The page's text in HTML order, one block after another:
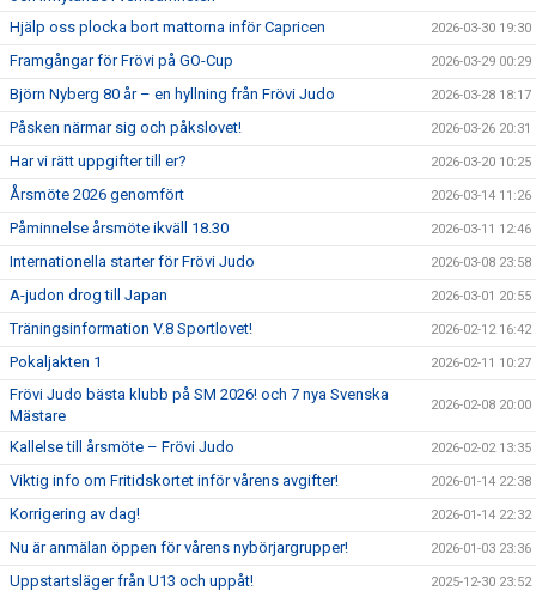
Hjälp oss plocka bort mattorna inför Capricen 2026-03-30 19:30
Framgångar för Frövi på GO-Cup 2026-03-29 00:29
Björn Nyberg 80 år – en hyllning från Frövi Judo 2026-03-28 18:17
Påsken närmar sig och påkslovet! 2026-03-26 20:31
Har vi rätt uppgifter till er? 2026-03-20 10:25
Årsmöte 2026 genomfört 2026-03-14 11:26
Påminnelse årsmöte ikväll 18.30 2026-03-11 12:46
Internationella starter för Frövi Judo 2026-03-08 23:58
A-judon drog till Japan 2026-03-01 20:55
Träningsinformation V.8 Sportlovet! 2026-02-12 16:42
Pokaljakten 1 2026-02-11 10:27
Frövi Judo bästa klubb på SM 2026! och 7 nya Svenska
Mästare
2026-02-08 20:00
Kallelse till årsmöte – Frövi Judo 2026-02-02 13:35
Viktig info om Fritidskortet inför vårens avgifter! 2026-01-14 22:38
Korrigering av dag! 2026-01-14 22:32
Nu är anmälan öppen för vårens nybörjargrupper! 2026-01-03 23:36
Uppstartsläger från U13 och uppåt! 2025-12-30 23:52